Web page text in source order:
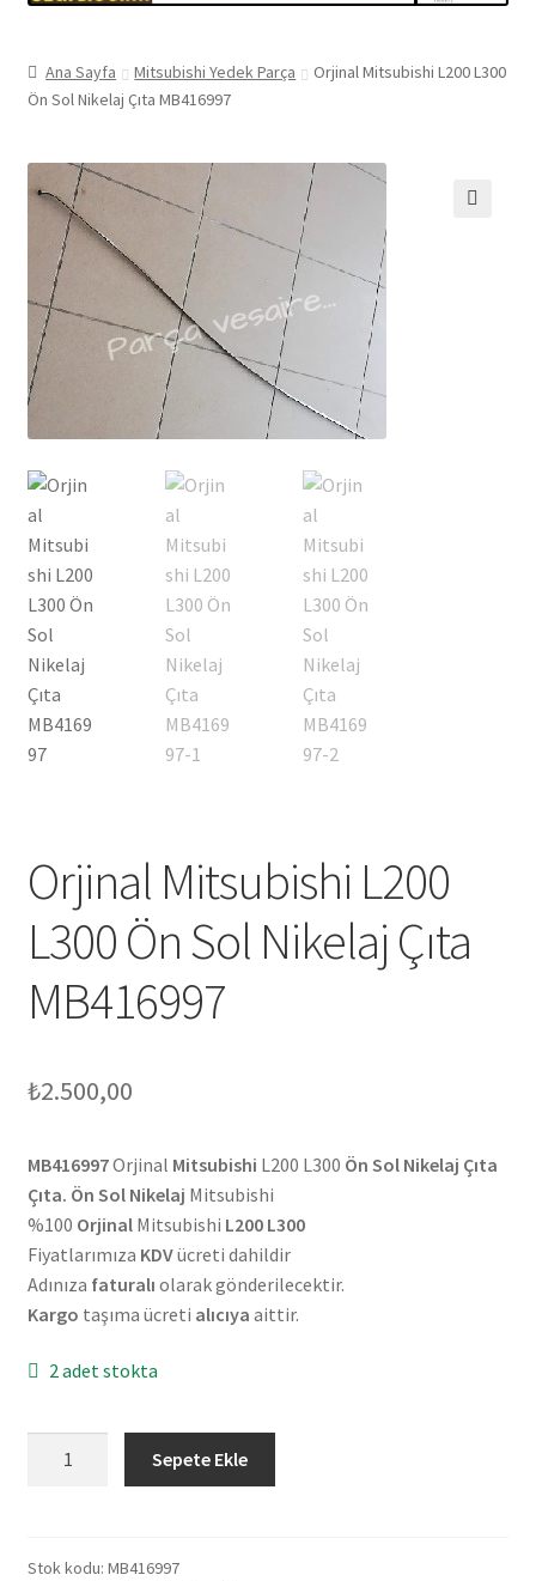
Ana Sayfa Mitsubishi Yedek Parça
Orjinal Mitsubishi L200 L300
Ön Sol Nikelaj Çıta MB416997
Orjinal Mitsubishi L200
L300 Ön Sol Nikelaj Çıta
MB416997
₺2.500,00
MB416997Orjinal Mitsubishi L200 L300 Ön Sol Nikelaj Çıta
Çıta. Ön Sol Nikelaj Mitsubishi
%100 OrjinalMitsubishi L200 L300
Fiyatlarımıza KDVücreti dahildir
Adınıza faturalı olarak gönderilecektir.
Kargo taşıma ücreti alıcıya aittir.
2 adet stokta
Ön
Sepete Ekle
Stok kodu: MB416997